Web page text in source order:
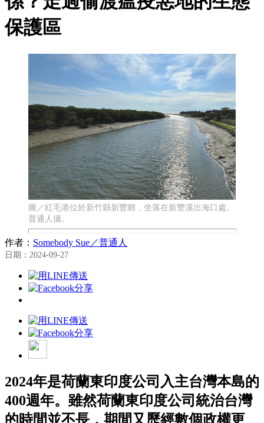
保護區
圖／紅毛港位於新竹縣新豐鄉，坐落在新豐溪出海口處。
普通人攝。
作者： Somebody Sue／普通人
日期：2024-09-27
2024年是荷蘭東印度公司入主台灣本島的
400週年。雖然荷蘭東印度公司統治台灣
的時間並不長，期間又歷經數個政權更